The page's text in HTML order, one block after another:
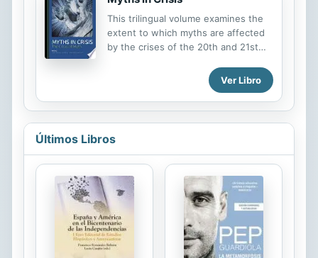
las islas del mundo: el Islario general
de Alonso de Santa Cruz Gabriel
ANDRÉS / Verdadera relacion de los
sucedido en 1565 en la isla de Malta,
por Francesco Balbi da Correggio
Aurora GONZÁLEZ ROLDÁN /
Tenochtitlán, la isla ignota Omar
SANZ BURGOS /...
This trilingual volume examines the
extent to which myths are affected
by the crises of the 20th and 21st
theoretical studies which analyse
both the crisis of structure –
implying the distortion or
that currently threaten the study of
the volume focuses on the crises
that have affected ancient, medieval
and modern literary myths from a
global perspective, taking into
account psychology, ethics, politics
and contemporary meta-literature.
Ver Libro
Últimos Libros